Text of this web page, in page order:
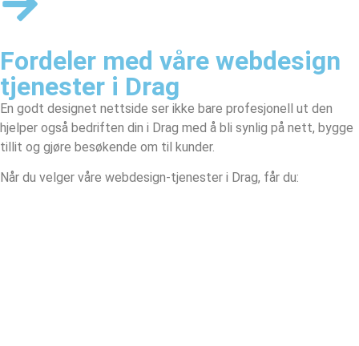
Fordeler med våre webdesign
tjenester i Drag
En godt designet nettside ser ikke bare profesjonell ut den
hjelper også bedriften din i Drag med å bli synlig på nett, bygge
tillit og gjøre besøkende om til kunder.
Når du velger våre webdesign-tjenester i Drag, får du: